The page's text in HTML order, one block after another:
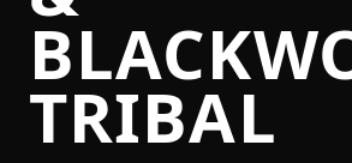
TRIBAL